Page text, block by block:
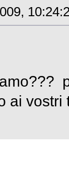
ai vostri